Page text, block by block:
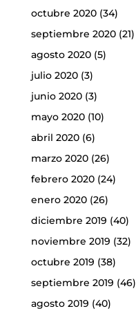
octubre 2020(34)
septiembre 2020(21)
agosto 2020(5)
julio 2020(3)
junio 2020(3)
mayo 2020(10)
abril 2020(6)
marzo 2020(26)
febrero 2020(24)
enero 2020(26)
diciembre 2019 (40)
noviembre 2019 (32)
octubre 2019 (38)
septiembre 2019 (46)
agosto 2019 (40)